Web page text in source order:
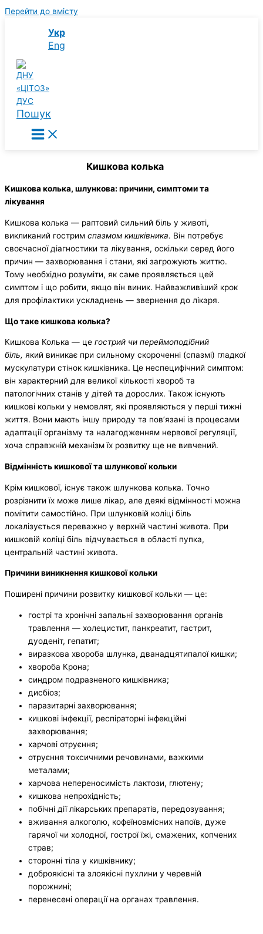
Перейти до вмісту
Укр
Eng
Пошук
Кишкова колька
Кишкова колька, шлункова: причини, симптоми та
лікування
Кишкова колька — раптовий сильний біль у животі,
викликаний гострим спазмом кишківника. Він потребує
своєчасної діагностики та лікування, оскільки серед його
причин — захворювання і стани, які загрожують життю.
Тому необхідно розуміти, як саме проявляється цей
симптом і що робити, якщо він виник. Найважливіший крок
для профілактики ускладнень — звернення до лікаря.
Що таке кишкова колька?
Кишкова Колька — це гострий чи переймоподібний
біль, який виникає при сильному скороченні (спазмі) гладкої
мускулатури стінок кишківника. Це неспецифічний симптом:
він характерний для великої кількості хвороб та
патологічних станів у дітей та дорослих. Також існують
кишкові кольки у немовлят, які проявляються у перші тижні
життя. Вони мають іншу природу та пов’язані із процесами
адаптації організму та налагодженням нервової регуляції,
хоча справжній механізм їх розвитку ще не вивчений.
Відмінність кишкової та шлункової кольки
Крім кишкової, існує також шлункова колька. Точно
розрізнити їх може лише лікар, але деякі відмінності можна
помітити самостійно. При шлунковій коліці біль
локалізується переважно у верхній частині живота. При
кишковій коліці біль відчувається в області пупка,
центральній частині живота.
Причини виникнення кишкової кольки
Поширені причини розвитку кишкової кольки — це:
гострі та хронічні запальні захворювання органів
травлення — холецистит, панкреатит, гастрит,
дуоденіт, гепатит;
виразкова хвороба шлунка, дванадцятипалої кишки;
хвороба Крона;
синдром подразненого кишківника;
дисбіоз;
паразитарні захворювання;
кишкові інфекції, респіраторні інфекційні
захворювання;
харчові отруєння;
отруєння токсичними речовинами, важкими
металами;
харчова непереносимість лактози, глютену;
кишкова непрохідність;
побічні дії лікарських препаратів, передозування;
вживання алкоголю, кофеїновмісних напоїв, дуже
гарячої чи холодної, гострої їжі, смажених, копчених
страв;
сторонні тіла у кишківнику;
доброякісні та злоякісні пухлини у черевній
порожнині;
перенесені операції на органах травлення.